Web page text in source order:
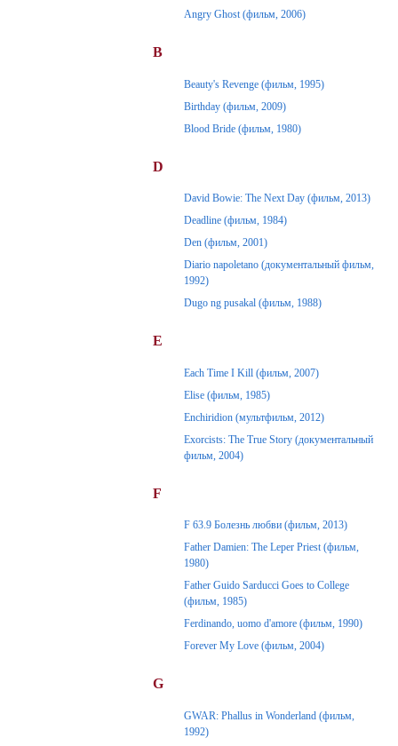
Angry Ghost (фильм, 2006)
B
Beauty's Revenge (фильм, 1995)
Birthday (фильм, 2009)
Blood Bride (фильм, 1980)
D
David Bowie: The Next Day (фильм, 2013)
Deadline (фильм, 1984)
Den (фильм, 2001)
Diario napoletano (документальный фильм,
1992)
Dugo ng pusakal (фильм, 1988)
E
Each Time I Kill (фильм, 2007)
Elise (фильм, 1985)
Enchiridion (мультфильм, 2012)
Exorcists: The True Story (документальный
фильм, 2004)
F
F 63.9 Болезнь любви (фильм, 2013)
Father Damien: The Leper Priest (фильм,
1980)
Father Guido Sarducci Goes to College
(фильм, 1985)
Ferdinando, uomo d'amore (фильм, 1990)
Forever My Love (фильм, 2004)
G
GWAR: Phallus in Wonderland (фильм,
1992)